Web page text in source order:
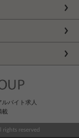
バイト求人
載
reserved